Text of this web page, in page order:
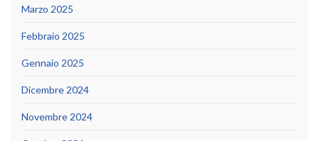
Marzo 2025
Febbraio 2025
Gennaio 2025
Dicembre 2024
Novembre 2024